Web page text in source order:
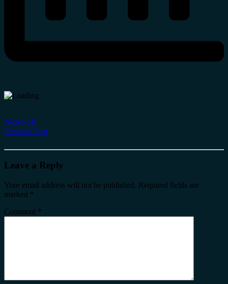
Next Post
Previous Post
Leave a Reply
Your email address will not be published. Required fields are
marked *
Comment *